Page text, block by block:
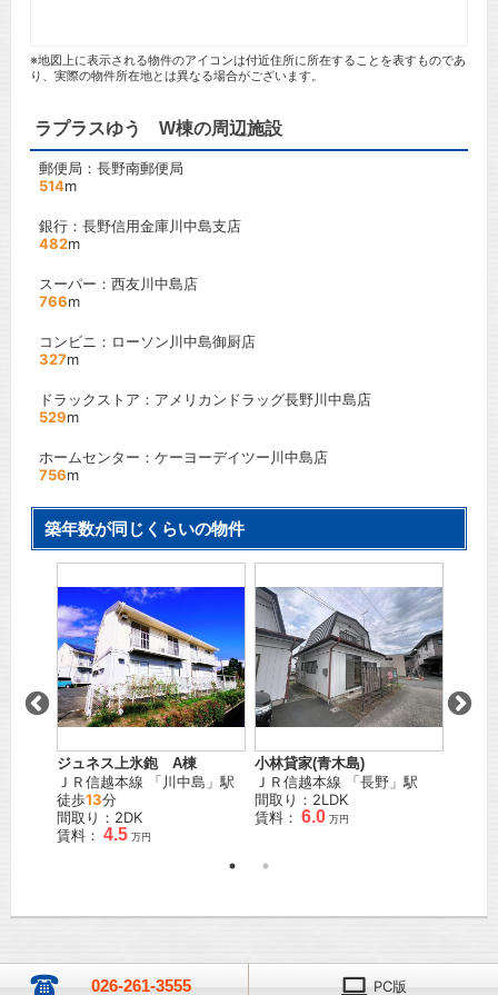
※地図上に表示される物件のアイコンは付近住所に所在することを表すものであ
り、実際の物件所在地とは異なる場合がございます。
ラプラスゆう W棟の周辺施設
郵便局：長野南郵便局
514m
銀行：長野信用金庫川中島支店
482m
スーパー：西友川中島店
766m
コンビニ：ローソン川中島御厨店
327m
ドラックストア：アメリカンドラッグ長野川中島店
529m
ホームセンター：ケーヨーデイツー川中島店
756m
築年数が同じくらいの物件
ジュネス上氷鉋 A棟
ＪＲ信越本線 「川中島 」駅
徒歩13分
間取り：2DK
賃料： 4.5 万円
小林貸家(青木島)
ＪＲ信越本線 「長野 」駅
間取り：2LDK
賃料： 6.0 万円
026-261-3555 PC版